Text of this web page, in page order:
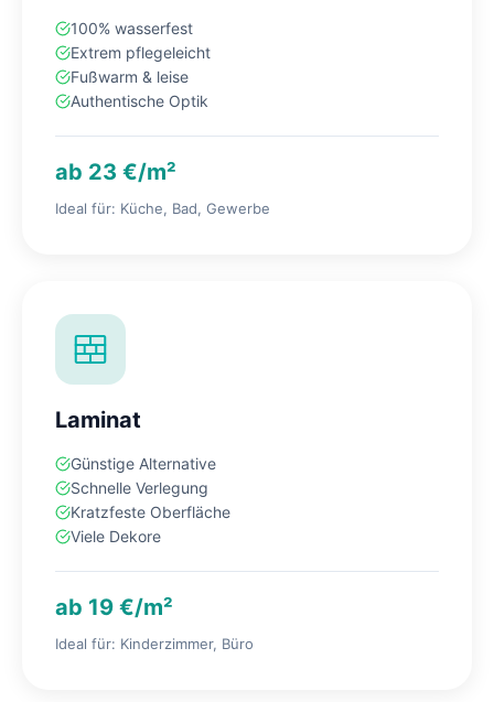
100% wasserfest
Extrem pflegeleicht
Fußwarm & leise
Authentische Optik
ab 23 €/m²
Ideal für: Küche, Bad, Gewerbe
Laminat
Günstige Alternative
Schnelle Verlegung
Kratzfeste Oberfläche
Viele Dekore
ab 19 €/m²
Ideal für: Kinderzimmer, Büro